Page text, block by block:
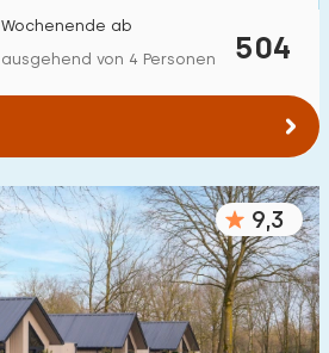
504
Wochenende ab
ausgehend von 4 Personen
9,3